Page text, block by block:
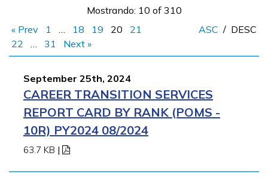
COMIENZA YA
Mostrando: 10 of 310
« Prev
1 … 18 19 20
21
22
… 31 Next »
ASC / DESC
September 25th, 2024
CAREER TRANSITION SERVICES
REPORT CARD BY RANK (POMS -
10R) PY2024 08/2024
63.7 KB |